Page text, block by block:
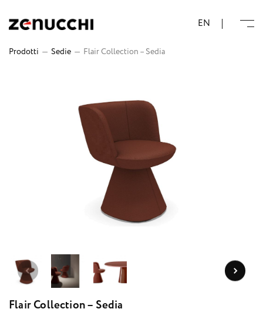
EN
Prodotti — Sedie — Flair Collection – Sedia
Flair Collection – Sedia